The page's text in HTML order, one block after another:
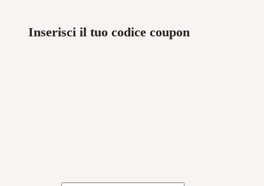
Inserisci il tuo codice coupon